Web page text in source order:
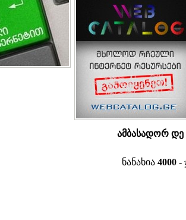
ამბასადორ დე
ნანახია 4000 -